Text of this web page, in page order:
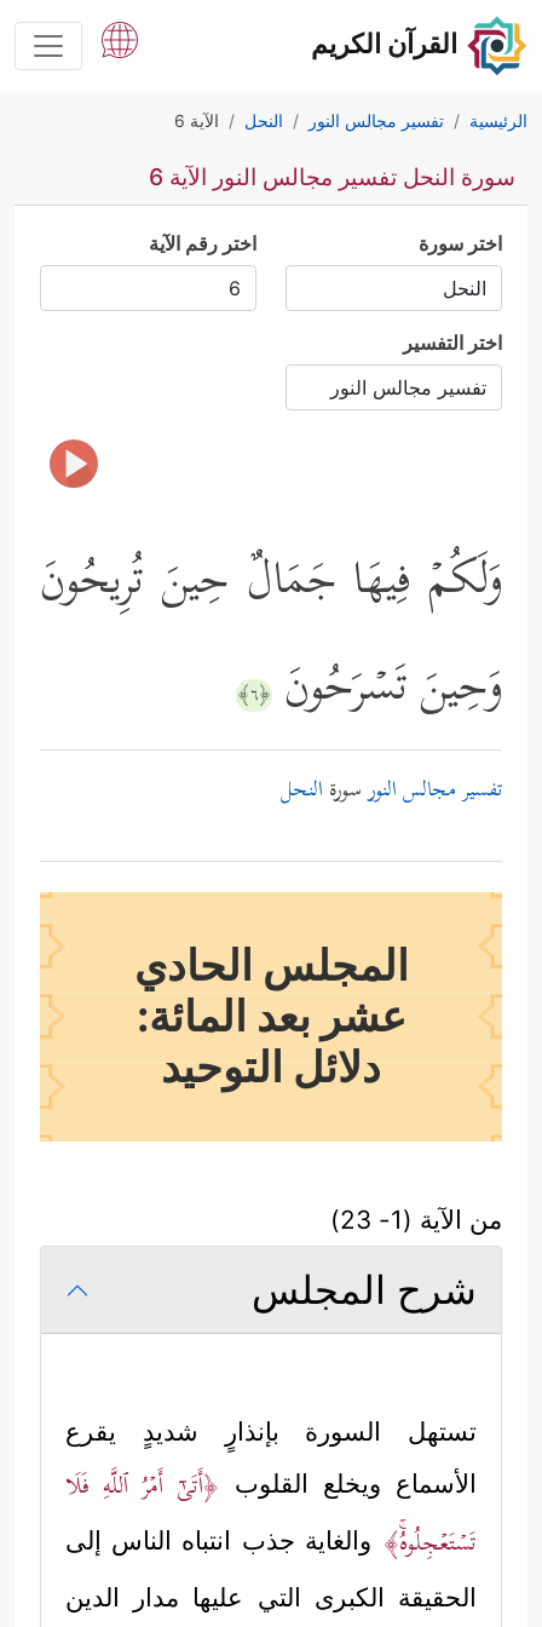
القرآن الكريم
الرئيسية تفسير مجالس النور النحل الآية 6
سورة النحل تفسير مجالس النور الآية 6
اختر سورة اختر رقم الآية
اختر التفسير
وَلَكُمۡ فِیهَا جَمَالٌ حِینَ تُرِیحُونَ
وَحِینَ تَسۡرَحُونَ ﴿٦﴾
تفسير مجالس النورسورة النحل
المجلس الحادي
عشر بعد المائة:
دلائل التوحيد
من الآية (1- 23)
شرح المجلس
تستهل السورة بإنذارٍ شديدٍ يقرع
الأسماع ويخلع القلوب ﴿أَتَىٰۤ أَمۡرُ ٱللَّهِ فَلَا
تَسۡتَعۡجِلُوهُۚ﴾ والغاية جذب انتباه الناس إلى
الحقيقة الكبرى التي عليها مدار الدين